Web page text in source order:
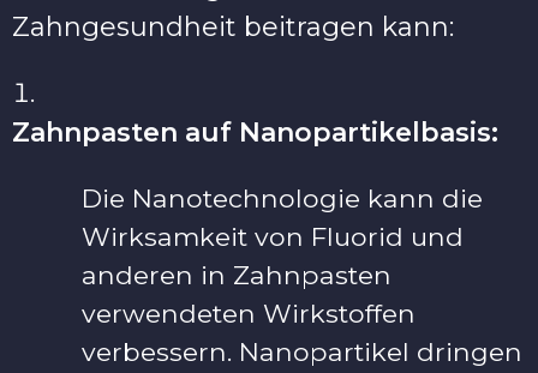
Zahngesundheit beitragen kann:
Zahnpasten auf Nanopartikelbasis:
Die Nanotechnologie kann die
Wirksamkeit von Fluorid und
anderen in Zahnpasten
verwendeten Wirkstoffen
verbessern. Nanopartikel dringen